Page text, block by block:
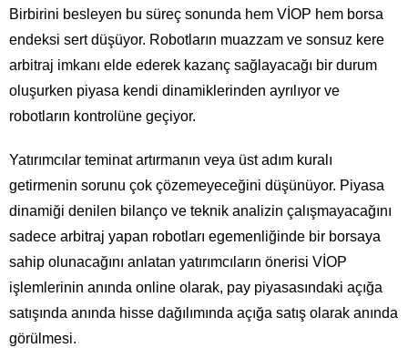
Birbirini besleyen bu süreç sonunda hem VİOP hem borsa
endeksi sert düşüyor. Robotların muazzam ve sonsuz kere
arbitraj imkanı elde ederek kazanç sağlayacağı bir durum
oluşurken piyasa kendi dinamiklerinden ayrılıyor ve
robotların kontrolüne geçiyor.
Yatırımcılar teminat artırmanın veya üst adım kuralı
getirmenin sorunu çok çözemeyeceğini düşünüyor. Piyasa
dinamiği denilen bilanço ve teknik analizin çalışmayacağını
sadece arbitraj yapan robotları egemenliğinde bir borsaya
sahip olunacağını anlatan yatırımcıların önerisi VİOP
işlemlerinin anında online olarak, pay piyasasındaki açığa
satışında anında hisse dağılımında açığa satış olarak anında
görülmesi.